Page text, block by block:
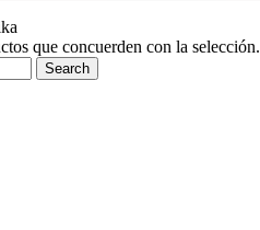
que concuerden con la selección.
Search